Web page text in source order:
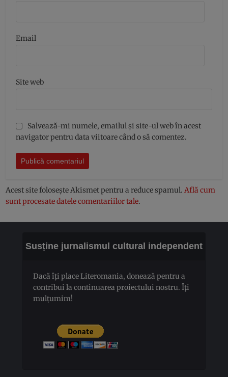
Email
Site web
Salvează-mi numele, emailul și site-ul web în acest
navigator pentru data viitoare când o să comentez.
Acest site folosește Akismet pentru a reduce spamul.Află cum
sunt procesate datele comentariilor tale.
Susține jurnalismul cultural independent
Dacă îți place Literomania, donează pentru a
contribui la continuarea proiectului nostru. Îți
mulțumim!